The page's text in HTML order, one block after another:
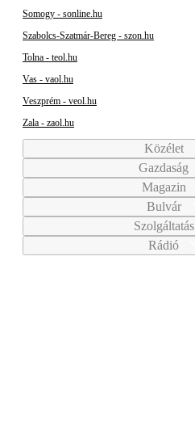
Somogy - sonline.hu
Szabolcs-Szatmár-Bereg - szon.hu
Tolna - teol.hu
Vas - vaol.hu
Veszprém - veol.hu
Zala - zaol.hu
Közélet
Gazdaság
Magazin
Bulvár
Szolgáltatás
Rádió